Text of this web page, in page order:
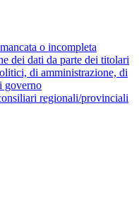
o incompleta
dei dati da parte dei titolari
di amministrazione, di
governo
regionali/provinciali